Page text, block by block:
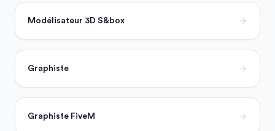
Modélisateur 3D S&box
Graphiste
Graphiste FiveM